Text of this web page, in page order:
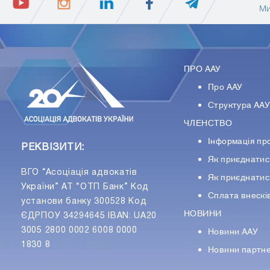
РЕКВІЗИТИ:
ВГО “Асоціація адвокатів
України” АТ “ОТП Банк” Код
установи банку 300528 Код
ЄДРПОУ 34294645 IBAN: UA20
3005 2800 0002 6008 0000
1830 8
ПРО ААУ
Про ААУ
Структура ААУ
ЧЛЕНСТВО
Інформація
Як
Як
Сплата
НОВИНИ
Новини ААУ
Новини